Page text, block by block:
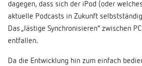
dagegen, dass sich der iPod (oder
aktuelle Podcasts in Zukunft
Das „lästige Synchronisieren“ zwischen
entfallen.
Da die Entwicklung hin zum einfach